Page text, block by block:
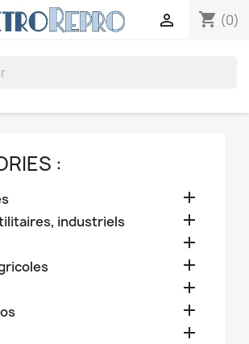
shopping_cart (0)

:

industriels 




